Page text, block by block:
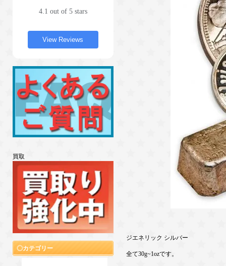
4.1 out of 5 stars
View Reviews
買取
カテゴリー
ジエネリック シルバー
全て30g~1ozです。